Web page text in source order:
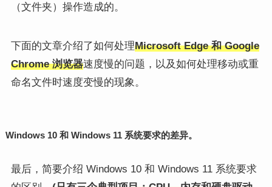
（文件夹）操作造成的。
下面的文章介绍了如何处理Microsoft Edge 和 Google
Chrome 浏览器速度慢的问题，以及如何处理移动或重
命名文件时速度变慢的现象。
Windows 10 和 Windows 11 系统要求的差异。
最后，简要介绍 Windows 10 和 Windows 11 系统要求